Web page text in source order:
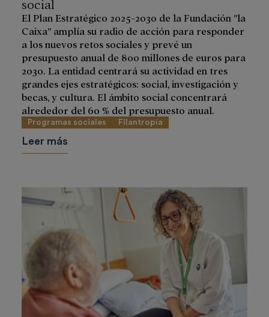
social
El Plan Estratégico 2025-2030 de la Fundación ”la
Caixa” amplía su radio de acción para responder
a los nuevos retos sociales y prevé un
presupuesto anual de 800 millones de euros para
2030. La entidad centrará su actividad en tres
grandes ejes estratégicos: social, investigación y
becas, y cultura. El ámbito social concentrará
alrededor del 60 % del presupuesto anual.
Programas sociales Filantropía
Leer más